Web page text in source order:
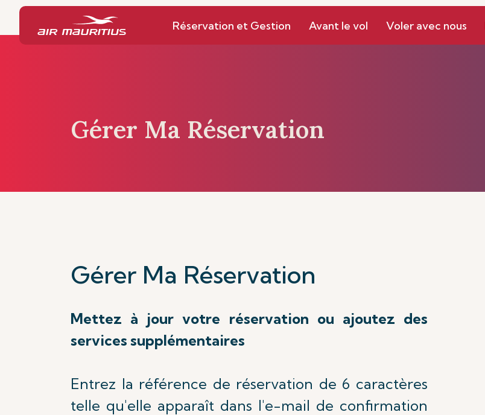
Réservation et Gestion Avant le vol Voler avec nous
Page d’accueil
Gérer Ma Réservation
Gérer Ma Réservation
Mettez à jour votre réservation ou ajoutez des
services supplémentaires
Entrez la référence de réservation de 6 caractères
telle qu'elle apparaît dans l'e-mail de confirmation